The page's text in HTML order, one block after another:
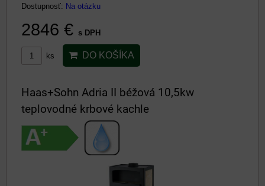
Dostupnosť: Na otázku
2846 € s DPH
ks DO KOŠÍKA
Haas+Sohn Adria II béžová 10,5kw
teplovodné krbové kachle